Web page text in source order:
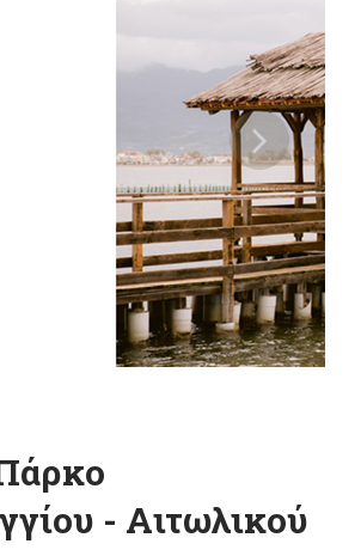
- Αιτωλικού